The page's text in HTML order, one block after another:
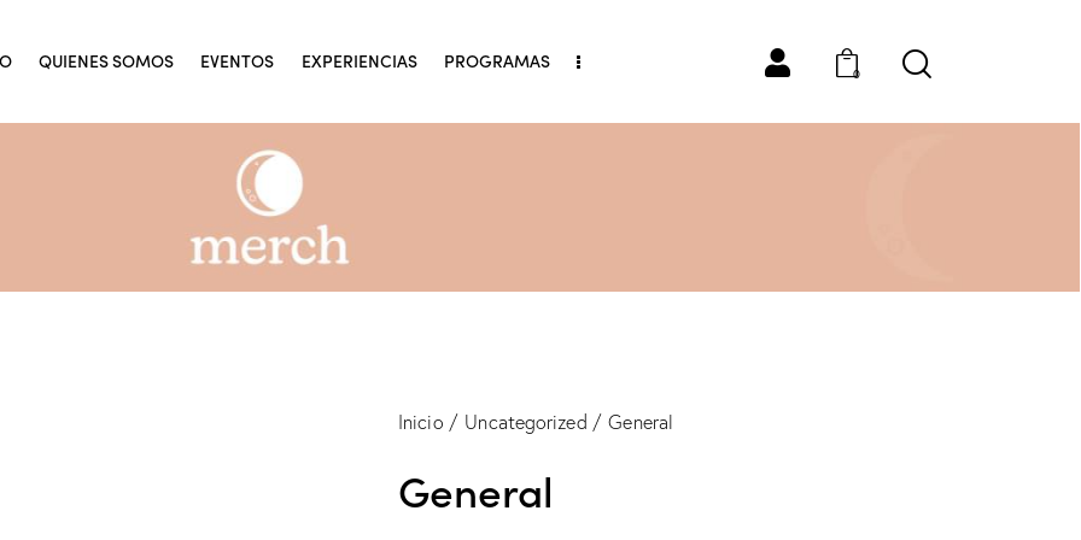
QUIENES SOMOS EVENTOS EXPERIENCIAS PROGRAMAS
0
Inicio Uncategorized General
General